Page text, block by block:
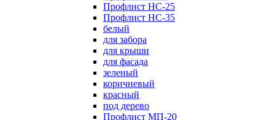
Профлист НС-25
Профлист НС-35
белый
для забора
для крыши
для фасада
зеленый
коричневый
красный
под дерево
Профлист МП-20